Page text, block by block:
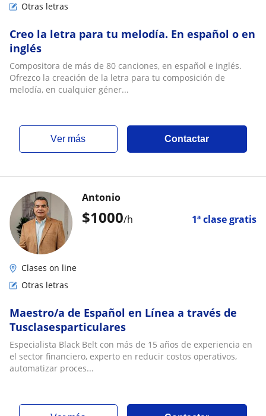
Otras letras
Creo la letra para tu melodía. En español o en
inglés
Compositora de más de 80 canciones, en español e inglés.
Ofrezco la creación de la letra para tu composición de
melodía, en cualquier géner...
ver más Contactar
$1000/h 1ª clase gratis
Antonio
Clases on line
Otras letras
Maestro/a de Español en Línea a través de
Tusclasesparticulares
Especialista Black Belt con más de 15 años de experiencia en
el sector financiero, experto en reducir costos operativos,
automatizar proces...